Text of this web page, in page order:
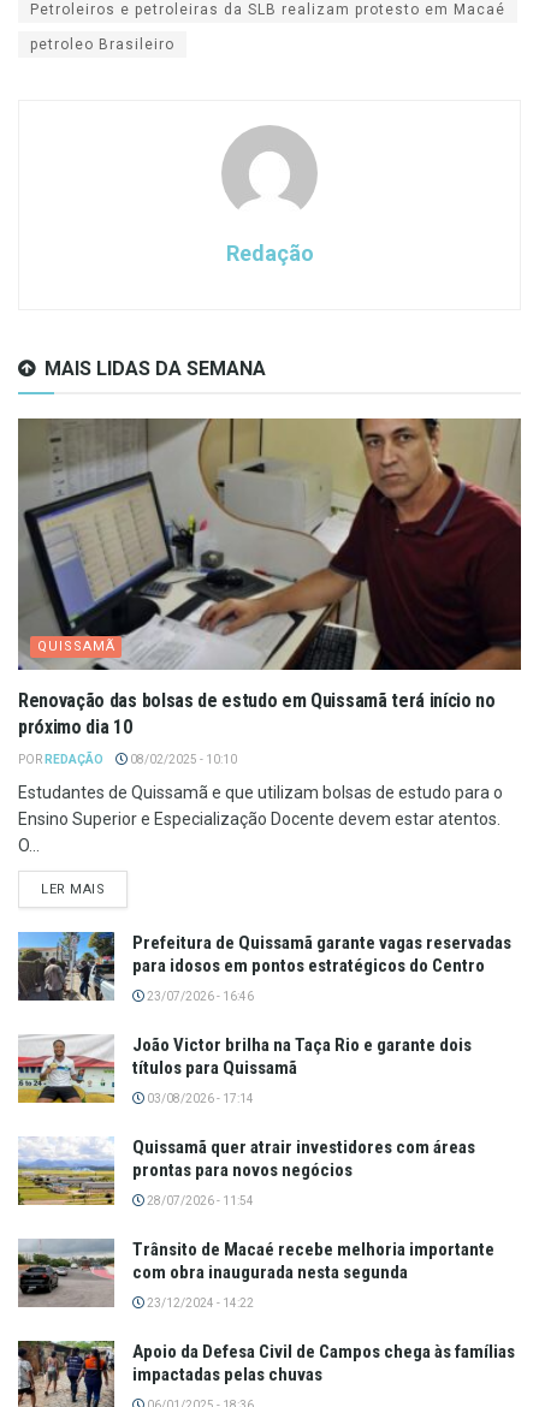
Petroleiros e petroleiras da SLB realizam protesto em Macaé
petroleo Brasileiro
Redação
MAIS LIDAS DA SEMANA
QUISSAMÃ
Renovação das bolsas de estudo em Quissamã terá início no
próximo dia 10
POR REDAÇÃO 08/02/2025 - 10:10
Estudantes de Quissamã e que utilizam bolsas de estudo para o
Ensino Superior e Especialização Docente devem estar atentos.
O...
LER MAIS
Prefeitura de Quissamã garante vagas reservadas
para idosos em pontos estratégicos do Centro
23/07/2026 - 16:46
João Victor brilha na Taça Rio e garante dois
títulos para Quissamã
03/08/2026 - 17:14
Quissamã quer atrair investidores com áreas
prontas para novos negócios
28/07/2026 - 11:54
Trânsito de Macaé recebe melhoria importante
com obra inaugurada nesta segunda
23/12/2024 - 14:22
Apoio da Defesa Civil de Campos chega às famílias
impactadas pelas chuvas